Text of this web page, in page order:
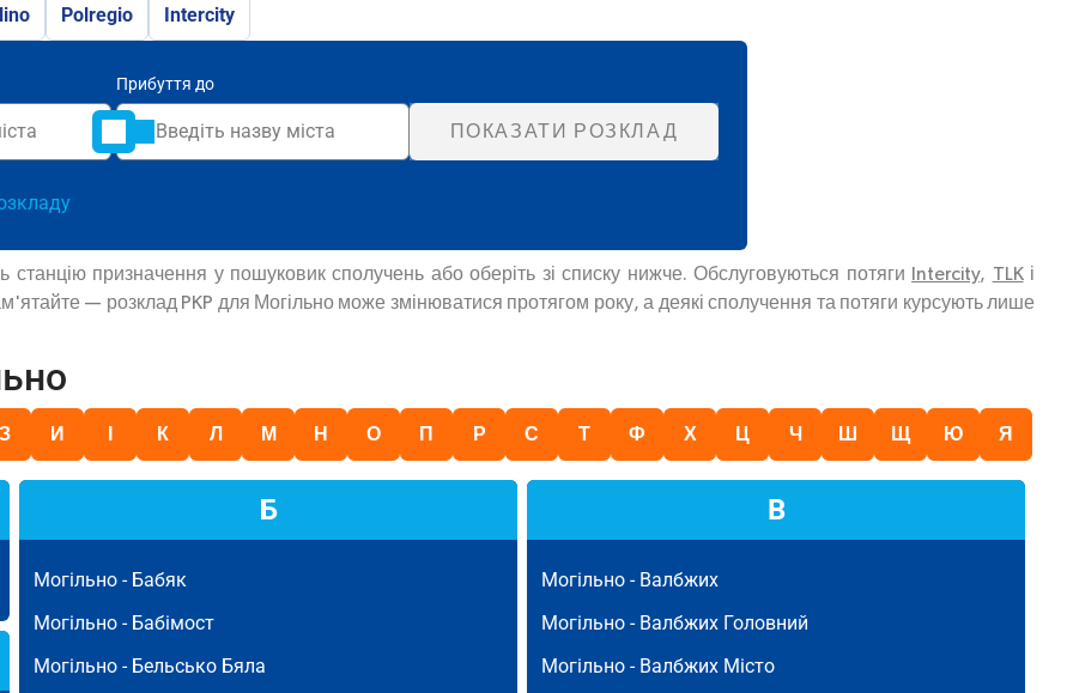
Polregio Intercity
Прибуття до
ПОКАЗАТИ РОЗКЛАД
станцію призначення у пошуковик сполучень або оберіть зі списку нижче. Обслуговуються потяги Intercity, TLKі
— розклад PKP для Могільно може змінюватися протягом року, а деякі сполучення та потяги курсують лише
З И К Л М Н О П Р С Т Ф Х Ц Ч Ш Щ Ю Я
Б
Могільно - Бабяк
Могільно - Бабімост
Могільно - Бельсько Бяла
В
Могільно - Валбжих
Могільно - Валбжих Головний
Могільно - Валбжих Місто